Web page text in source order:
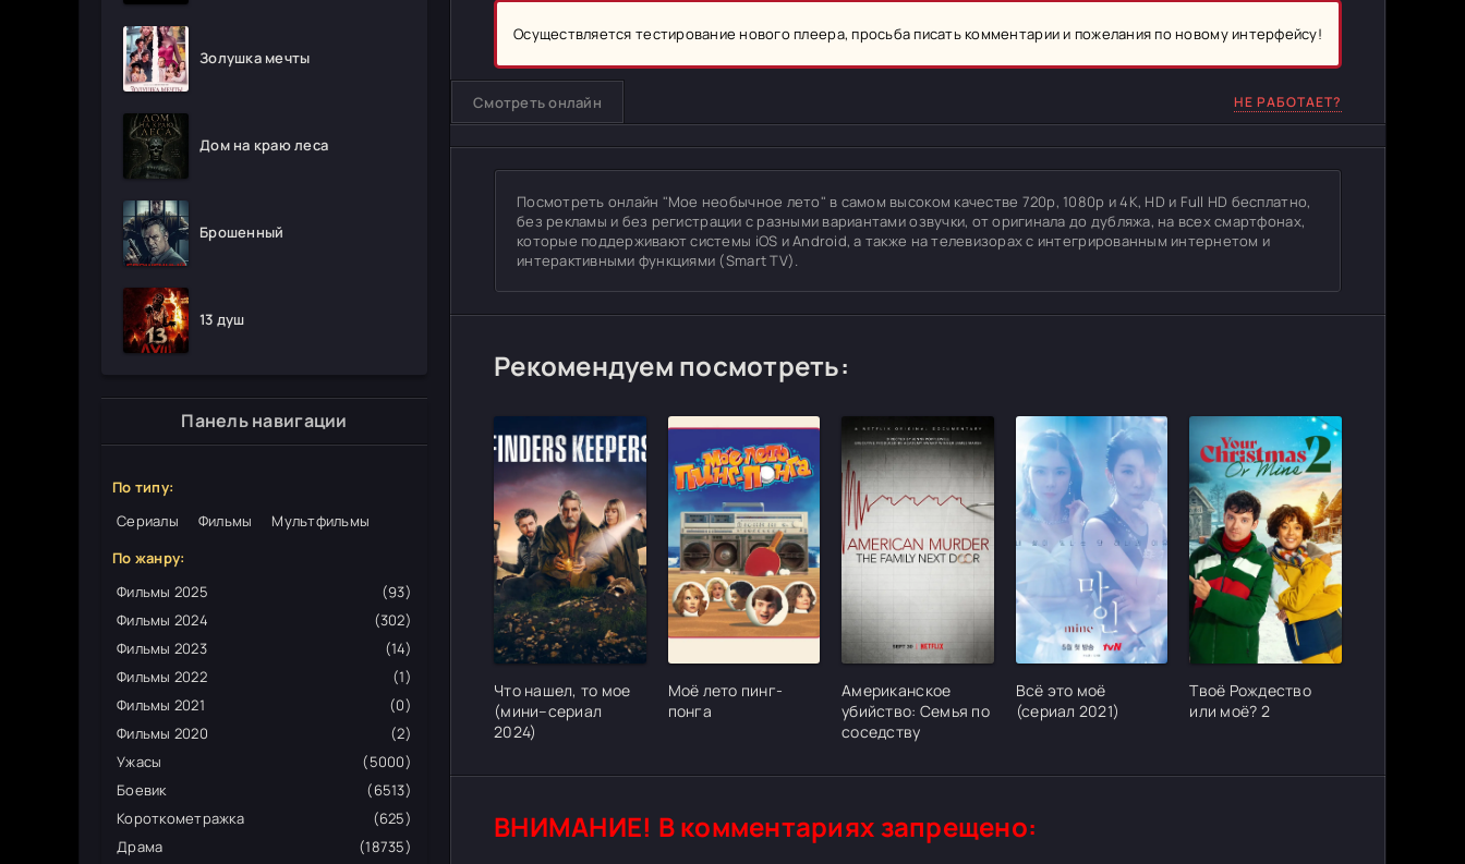
Золушка мечты
Дом на краю леса
Брошенный
13 душ
Панель навигации
По типу:
Сериалы
Фильмы
Мультфильмы
По жанру:
Фильмы 2025
(93)
Фильмы 2024
(302)
Фильмы 2023
(14)
Фильмы 2022
(1)
Фильмы 2021
(0)
Фильмы 2020
(2)
Ужасы
(5000)
Боевик
(6513)
Короткометражка
(625)
Драма
(18735)
Осуществляется тестирование нового плеера, просьба писать комментарии и пожелания по новому интерфейсу!
Смотреть онлайн НЕ РАБОТАЕТ?
Посмотреть онлайн "Мое необычное лето" в самом высоком качестве 720p, 1080p и 4K, HD и Full HD бесплатно,
без рекламы и без регистрации с разными вариантами озвучки, от оригинала до дубляжа, на всех смартфонах,
которые поддерживают системы iOS и Android, а также на телевизорах с интегрированным интернетом и
интерактивными функциями (Smart TV).
Рекомендуем посмотреть:
[/xfgiven_cvh_poster_urlcvh_poster_url]
Что нашел, то мое
(мини–сериал
2024)
[/xfgiven_cvh_poster_urlcvh_poster_url]
Моё лето пинг-
понга
[/xfgiven_cvh_poster_urlcvh_poster_url]
Американское
убийство: Семья по
соседству
[/xfgiven_cvh_poster_urlcvh_poster_url]
Всё это моё
(сериал 2021)
[/
Твоё Рождество
или моё? 2
ВНИМАНИЕ! В комментариях запрещено: